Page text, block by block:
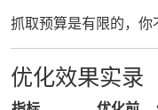
抓取预算是有限的，你
优化效果实录